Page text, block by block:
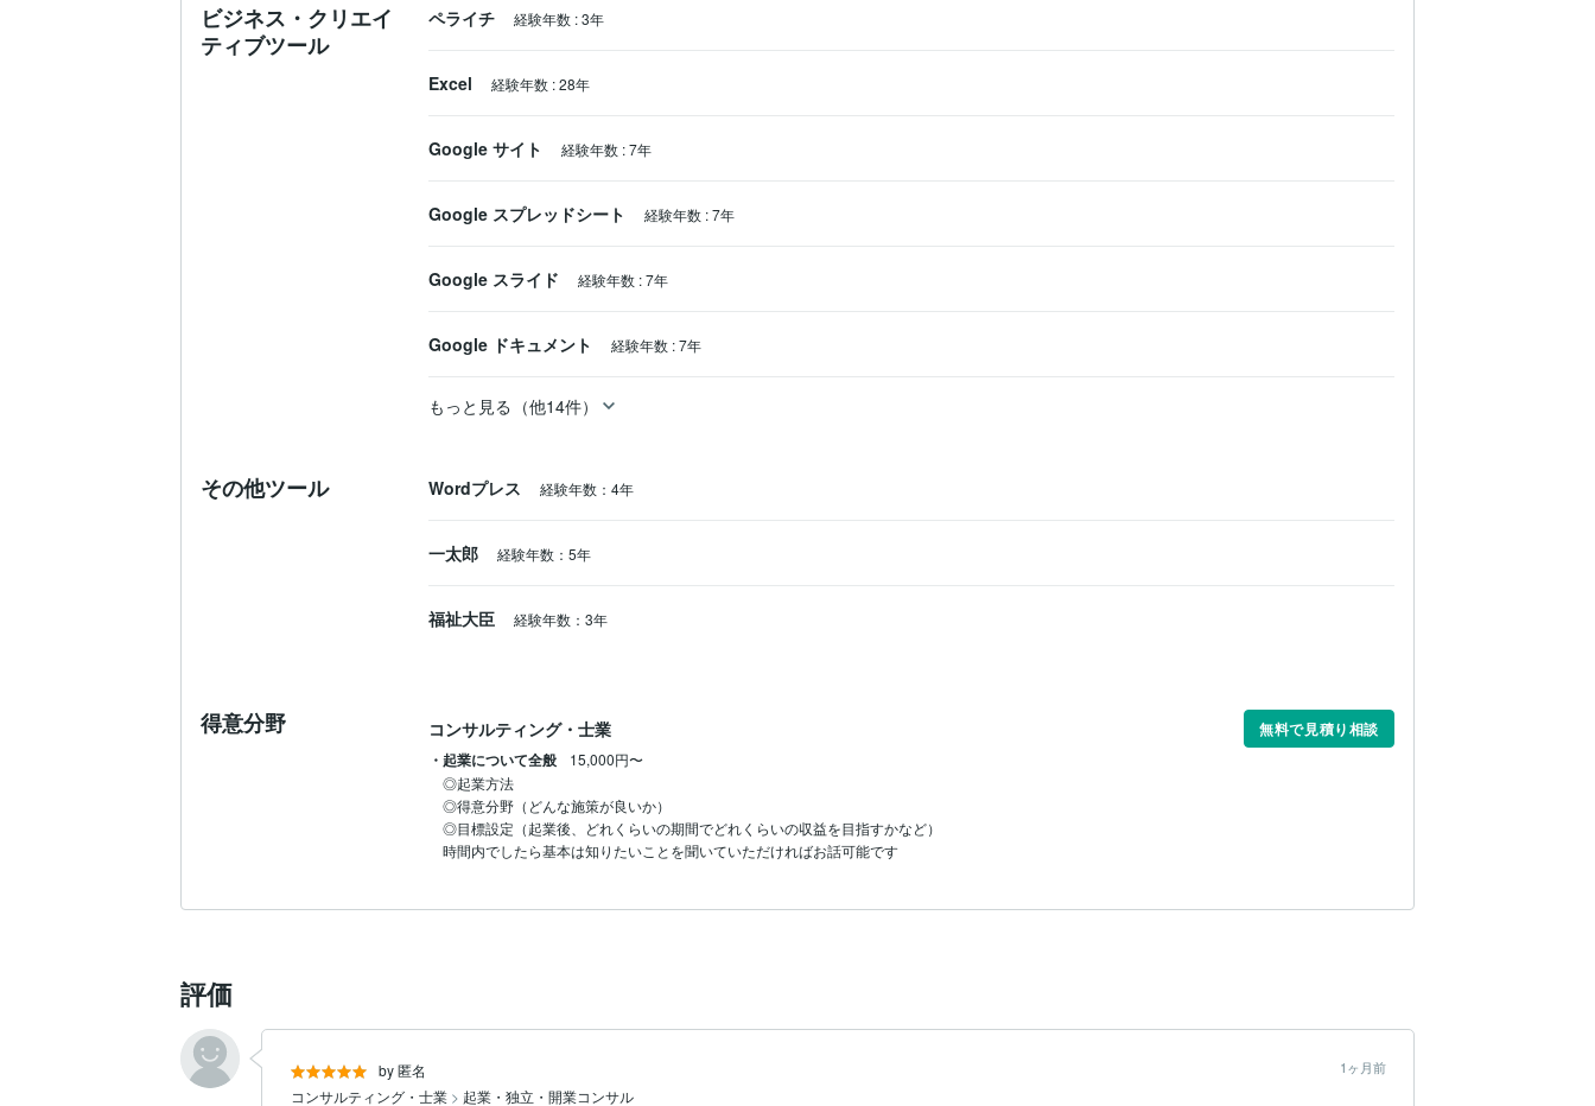
90分後には、
と思える状態を目指しています。
【私がこの仕事をしている理由】
サロン、接客、占い、カウンセリング、起業相談など、たくさんの方と向き合ってきました。
多くの方は「能力がない」のではなく、
ということです。
誰かと話すことで、自分の考えが整理され、本当にやりたいことが見えてくる。
その瞬間を何度も見てきました。
一人で悩み続けるより、一度頭の中を整理してみませんか？
ビジネス・クリエイ
ティブツール
ペライチ 経験年数 :3年
Excel 経験年数 :28年
Google サイト 経験年数 :7年
Google スプレッドシート 経験年数 :7年
Google スライド 経験年数 :7年
Google ドキュメント 経験年数 :7年
もっと見る（他14件）
その他ツール Wordプレス 経験年数：4年
一太郎 経験年数：5年
福祉大臣 経験年数：3年
得意分野 コンサルティング・士業
無料で見積り相談
・起業について全般
15,000円〜
◎起業方法
◎得意分野（どんな施策が良いか）
◎目標設定（起業後、どれくらいの期間でどれくらいの収益を目指すかなど）
時間内でしたら基本は知りたいことを聞いていただければお話可能です
評価
by 匿名 1ヶ月前
コンサルティング・士業 > 起業・独立・開業コンサル